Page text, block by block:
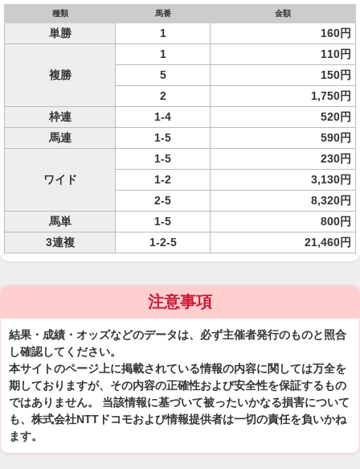
種類 馬番 金額
単勝 1 160円
複勝
1
110円
5
150円
2
1,750円
枠連
1-4
520円
馬連
1-5 590円
ワイド
1-5
230円
1-2
3,130円
2-5
8,320円
馬単
1-5
800円
3連複
1-2-5 21,460円
注意事項
結果・成績・オッズなどのデータは、必ず主催者発行のものと照合
し確認してください。
本サイトのページ上に掲載されている情報の内容に関しては万全を
期しておりますが、その内容の正確性および安全性を保証するもの
ではありません。 当該情報に基づいて被ったいかなる損害について
も、株式会社NTTドコモおよび情報提供者は一切の責任を負いかね
ます。